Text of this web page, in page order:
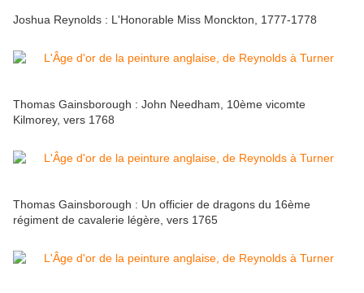
Joshua Reynolds : L'Honorable Miss Monckton, 1777-1778
Thomas Gainsborough : John Needham, 10ème vicomte
Kilmorey, vers 1768
Thomas Gainsborough : Un officier de dragons du 16ème
régiment de cavalerie légère, vers 1765